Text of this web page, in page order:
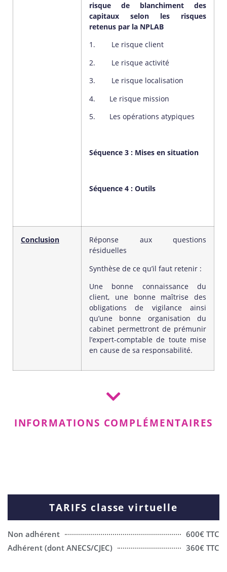
risque de blanchiment des
capitaux selon les risques
retenus par la NPLAB
1. Le risque client
2. Le risque activité
3. Le risque localisation
4. Le risque mission
5. Les opérations atypiques
Séquence 3 : Mises en situation
Séquence 4 : Outils
Conclusion
Réponse aux questions
résiduelles
Synthèse de ce qu’il faut retenir :
Une bonne connaissance du
client, une bonne maîtrise des
obligations de vigilance ainsi
qu’une bonne organisation du
cabinet permettront de prémunir
l’expert-comptable de toute mise
en cause de sa responsabilité.
INFORMATIONS COMPLÉMENTAIRES
TARIFS classe virtuelle
Non adhérent
600€ TTC
Adhérent (dont ANECS/CJEC)
360€ TTC